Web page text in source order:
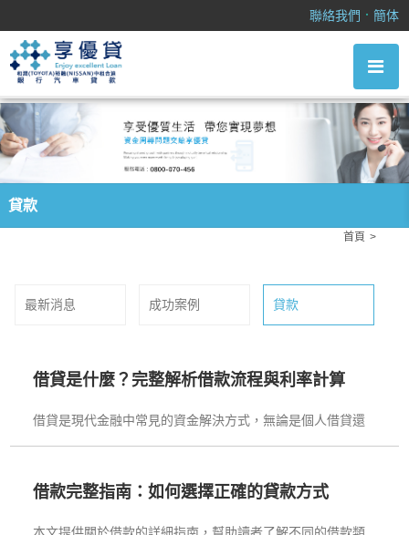
聯絡我們 ． 簡体
貸款
首頁
最新消息 成功案例 貸款
借貸是什麼？完整解析借款流程與利率計算
借貸是現代金融中常見的資金解決方式，無論是個人借貸還
是企業借貸，都能幫助應對資金需求。了解借貸的流程、利
文章將詳細介紹借貸的基本概念、如何選擇合適的借貸方
借款完整指南：如何選擇正確的貸款方式